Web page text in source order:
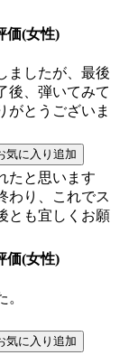
価(女性)
ましたが、最後
後、弾いてみて
がとうございま
たと思います
わり、これでス
とも宜しくお願
価(女性)